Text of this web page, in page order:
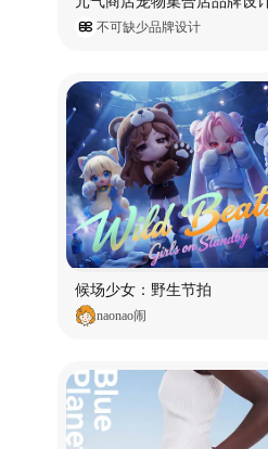
不可缺少品牌设计
候场少女：野生节拍
naonao闹